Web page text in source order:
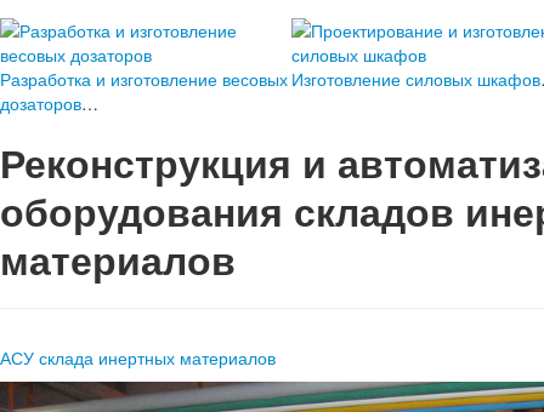
Разработка и изготовление весовых
дозаторов…
Изготовление силовых шкафов
Реконструкция и
оборудования складов
материалов
АСУ склада инертных материалов